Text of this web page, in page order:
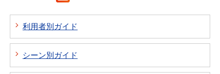
利用者別ガイド
シーン別ガイド